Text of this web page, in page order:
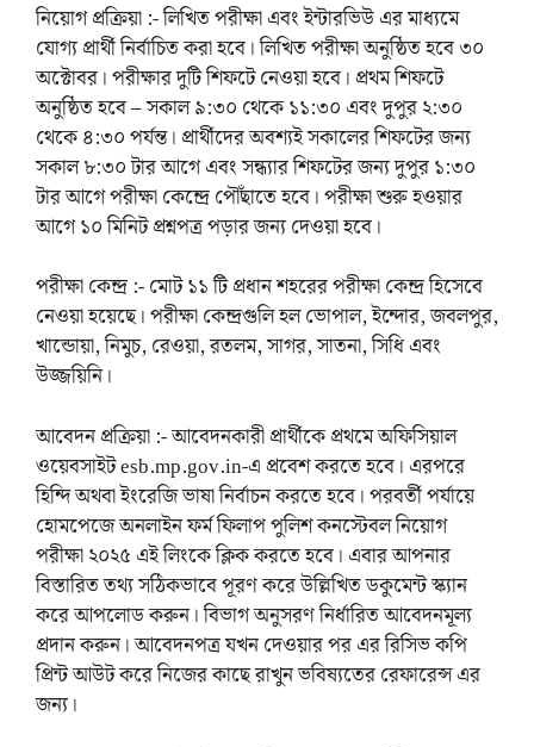
নিয়োগ প্রক্রিয়া :- লিখিত পরীক্ষা এবং ইন্টারভিউ এর মাধ্যমে
যোগ্য প্রার্থী নির্বাচিত করা হবে। লিখিত পরীক্ষা অনুষ্ঠিত হবে ৩০
অক্টোবর। পরীক্ষার দুটি শিফটে নেওয়া হবে। প্রথম শিফটে
অনুষ্ঠিত হবে – সকাল ৯:৩০ থেকে ১১:৩০ এবং দুপুর ২:৩০
থেকে ৪:৩০ পর্যন্ত। প্রার্থীদের অবশ্যই সকালের শিফটের জন্য
সকাল ৮:৩০ টার আগে এবং সন্ধ্যার শিফটের জন্য দুপুর ১:৩০
টার আগে পরীক্ষা কেন্দ্রে পৌঁছাতে হবে। পরীক্ষা শুরু হওয়ার
আগে ১০ মিনিট প্রশ্নপত্র পড়ার জন্য দেওয়া হবে।
পরীক্ষা কেন্দ্র :- মোট ১১ টি প্রধান শহরের পরীক্ষা কেন্দ্র হিসেবে
নেওয়া হয়েছে। পরীক্ষা কেন্দ্রগুলি হল ভোপাল, ইন্দোর, জবলপুর,
খান্ডোয়া, নিমুচ, রেওয়া, রতলম, সাগর, সাতনা, সিধি এবং
উজ্জয়িনি।
আবেদন প্রক্রিয়া :- আবেদনকারী প্রার্থীকে প্রথমে অফিসিয়াল
ওয়েবসাইট esb.mp.gov.in-এ প্রবেশ করতে হবে। এরপরে
হিন্দি অথবা ইংরেজি ভাষা নির্বাচন করতে হবে। পরবর্তী পর্যায়ে
হোমপেজে অনলাইন ফর্ম ফিলাপ পুলিশ কনস্টেবল নিয়োগ
পরীক্ষা ২০২৫ এই লিংকে ক্লিক করতে হবে। এবার আপনার
বিস্তারিত তথ্য সঠিকভাবে পূরণ করে উল্লিখিত ডকুমেন্ট স্ক্যান
করে আপলোড করুন। বিভাগ অনুসরণ নির্ধারিত আবেদনমূল্য
প্রদান করুন। আবেদনপত্র যখন দেওয়ার পর এর রিসিভ কপি
প্রিন্ট আউট করে নিজের কাছে রাখুন ভবিষ্যতের রেফারেন্স এর
জন্য।